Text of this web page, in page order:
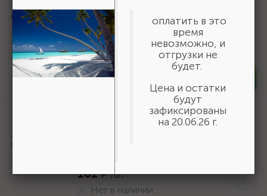
{2773-01}
260 ₽ /шт
В наличии 35
-
36800-140-20-16_z01
161 ₽ /шт
Нет в наличии
оплатить в это
время
невозможно, и
отгрузки не
будет.
Цена и остатки
будут
зафиксированы
на 20.06.26 г.